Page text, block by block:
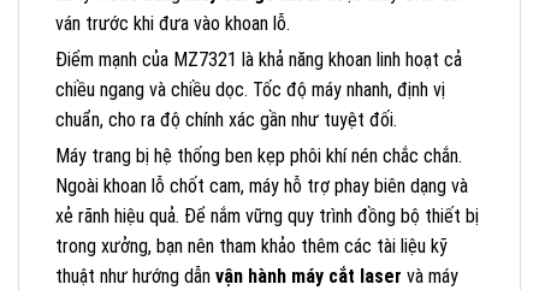
ván trước khi đưa vào khoan lỗ.
Điểm mạnh của MZ7321 là khả năng khoan linh hoạt cả
chiều ngang và chiều dọc. Tốc độ máy nhanh, định vị
chuẩn, cho ra độ chính xác gần như tuyệt đối.
Máy trang bị hệ thống ben kẹp phôi khí nén chắc chắn.
Ngoài khoan lỗ chốt cam, máy hỗ trợ phay biên dạng và
xẻ rãnh hiệu quả. Để nắm vững quy trình đồng bộ thiết bị
trong xưởng, bạn nên tham khảo thêm các tài liệu kỹ
thuật như hướng dẫn vận hành máy cắt laser và máy